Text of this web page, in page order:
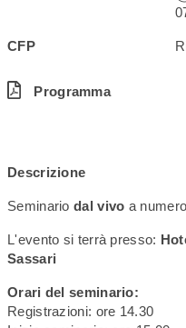
CFP
Programma
Descrizione
Seminario dal vivo a
L'evento si terrà presso:
Sassari
Orari del seminario:
Registrazioni: ore 14.30